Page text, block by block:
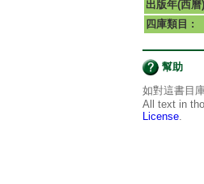
出版年(西曆
四庫類目 :
幫助
如對這書目
All text in
License.